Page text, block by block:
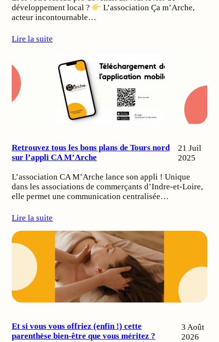
développement local ?
L’association Ça m’Arche,
acteur incontournable…
Lire la suite
Retrouvez tous les bons plans de Tours nord
sur l’appli CA M’Arche
21 Juil
2025
L’association CA M’Arche lance son appli ! Unique
dans les associations de commerçants d’Indre-et-Loire,
elle permet une communication centralisée…
Lire la suite
Et si vous vous offriez (enfin !) cette
parenthèse bien-être que vous méritez ?
3 Août
2026